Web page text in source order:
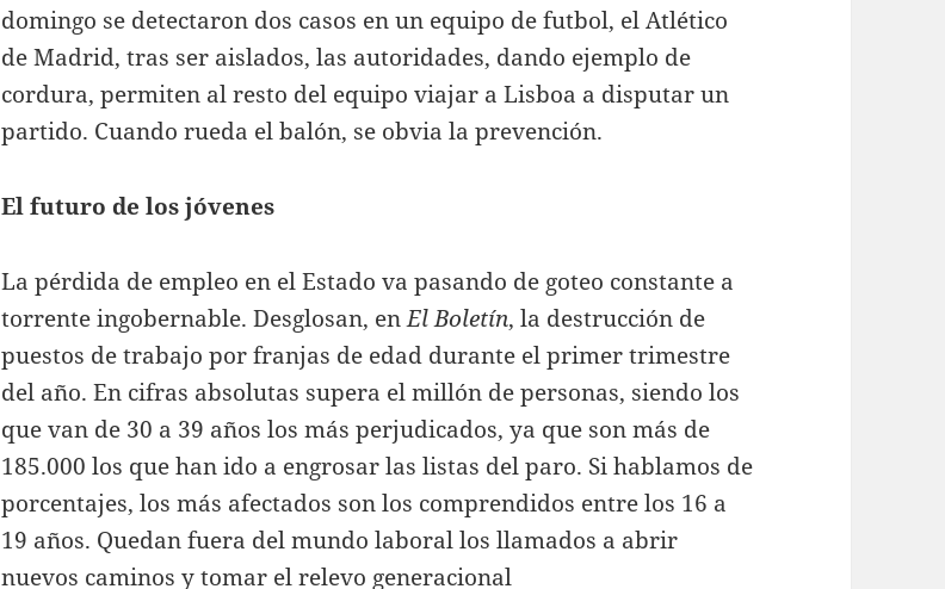
domingo se detectaron dos casos en un equipo de futbol, el Atlético
de Madrid, tras ser aislados, las autoridades, dando ejemplo de
cordura, permiten al resto del equipo viajar a Lisboa a disputar un
partido. Cuando rueda el balón, se obvia la prevención.
El futuro de los jóvenes
La pérdida de empleo en el Estado va pasando de goteo constante a
torrente ingobernable. Desglosan, enEl Boletín, la destrucción de
puestos de trabajo por franjas de edad durante el primer trimestre
del año. En cifras absolutas supera el millón de personas, siendo los
que van de 30 a 39 años los más perjudicados, ya que son más de
185.000 los que han ido a engrosar las listas del paro. Si hablamos de
porcentajes, los más afectados son los comprendidos entre los 16 a
19 años. Quedan fuera del mundo laboral los llamados a abrir
nuevos caminos y tomar el relevo generacional